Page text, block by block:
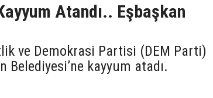
Atandı.. Eşbaşkan
ve Demokrasi Partisi (DEM Parti)
Belediyesi’ne kayyum atadı.